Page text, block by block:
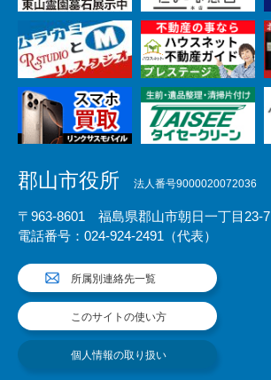
郡山市役所 法人番号9000020072036
〒963-8601 福島県郡山市朝日一丁目23-7
電話番号：024-924-2491（代表）
所属別連絡先一覧
このサイトの使い方
個人情報の取り扱い